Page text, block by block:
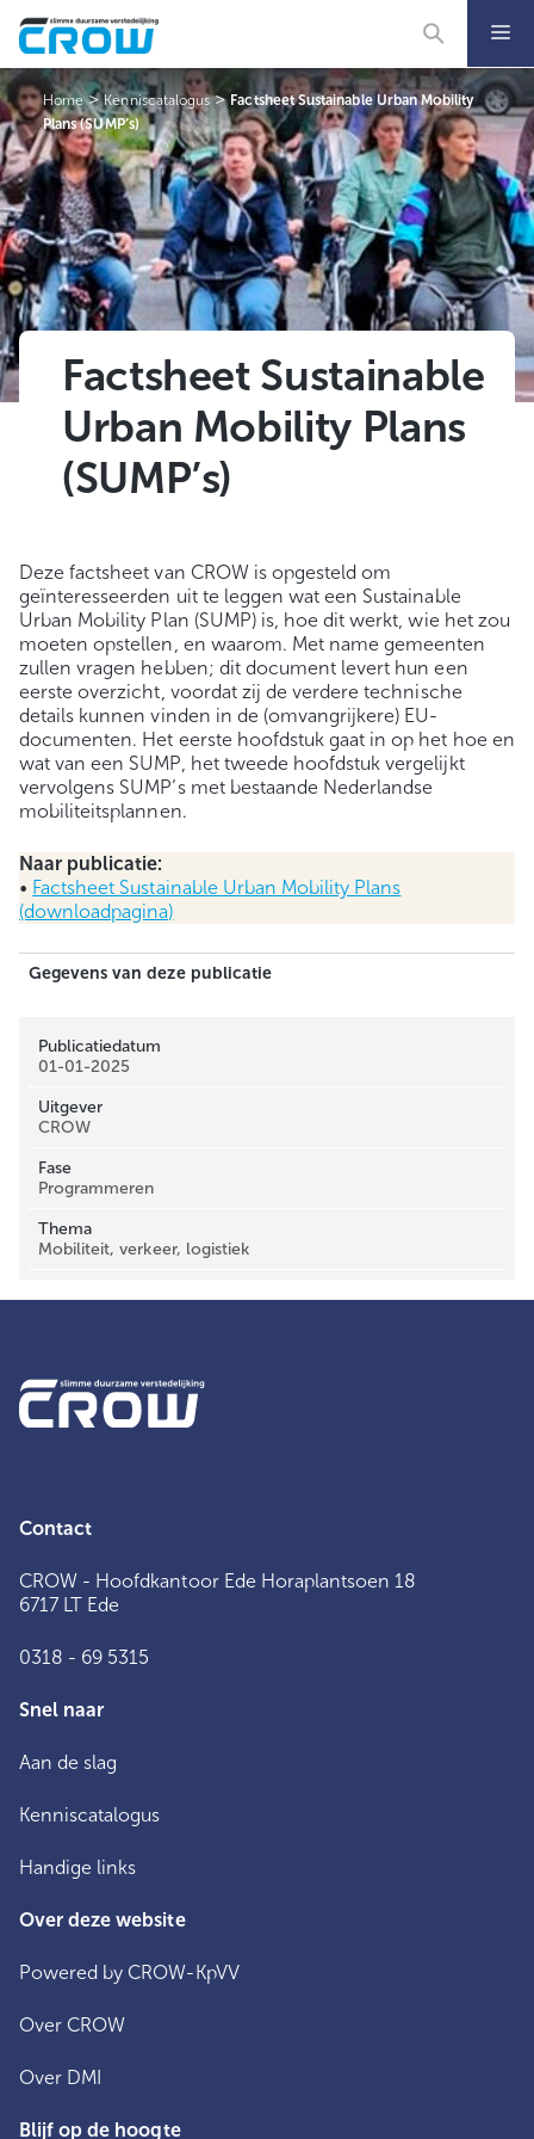
naar
de
inhoud
Home>Kenniscatalogus>Factsheet Sustainable Urban Mobility
Plans (SUMP’s)
Factsheet Sustainable
Urban Mobility Plans
(SUMP’s)
Deze factsheet van CROW is opgesteld om
geïnteresseerden uit te leggen wat een Sustainable
Urban Mobility Plan (SUMP) is, hoe dit werkt, wie het zou
moeten opstellen, en waarom. Met name gemeenten
zullen vragen hebben; dit document levert hun een
eerste overzicht, voordat zij de verdere technische
details kunnen vinden in de (omvangrijkere) EU-
documenten. Het eerste hoofdstuk gaat in op het hoe en
wat van een SUMP, het tweede hoofdstuk vergelijkt
vervolgens SUMP’s met bestaande Nederlandse
mobiliteitsplannen.
Naar publicatie:
• Factsheet Sustainable Urban Mobility Plans
(downloadpagina)
Gegevens van deze publicatie
Publicatiedatum
01-01-2025
Uitgever
CROW
Fase
Programmeren
Thema
Mobiliteit, verkeer, logistiek
Contact
CROW - Hoofdkantoor Ede Horaplantsoen 18
6717 LT Ede
0318 - 69 5315
Snel naar
Aan de slag
Kenniscatalogus
Handige links
Over deze website
Powered by CROW-KpVV
Over CROW
Over DMI
Blijf op de hoogte